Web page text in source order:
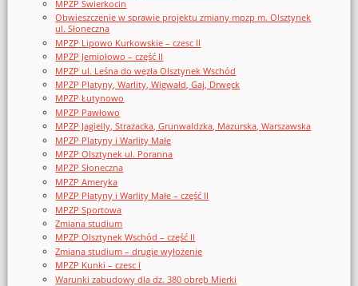
MPZP Świerkocin
Obwieszczenie w sprawie projektu zmiany mpzp m. Olsztynek
ul. Słoneczna
MPZP Lipowo Kurkowskie – czesc II
MPZP Jemiołowo – część II
MPZP ul. Leśna do węzła Olsztynek Wschód
MPZP Platyny, Warlity, Wigwałd, Gaj, Drwęck
MPZP Łutynowo
MPZP Pawłowo
MPZP Jagielly, Strazacka, Grunwaldzka, Mazurska, Warszawska
MPZP Platyny i Warlity Małe
MPZP Olsztynek ul. Poranna
MPZP Słoneczna
MPZP Ameryka
MPZP Platyny i Warlity Małe – część II
MPZP Sportowa
Zmiana studium
MPZP Olsztynek Wschód – część II
Zmiana studium – drugie wyłożenie
MPZP Kunki – czesc I
Warunki zabudowy dla dz. 380 obręb Mierki